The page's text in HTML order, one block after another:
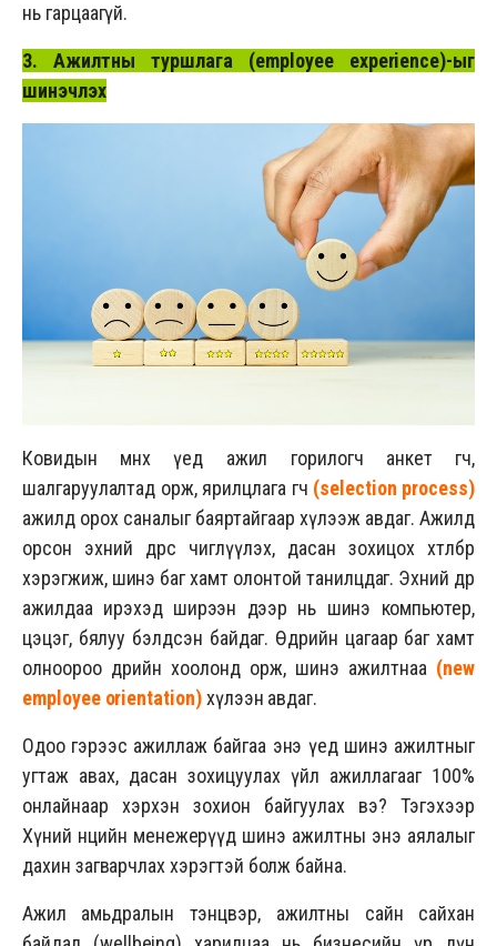
нь гарцаагүй.
3. Ажилтны туршлага (employee experience)-ыг
шинэчлэх
Ковидын өмнөх үед ажил горилогч анкет өгч,
шалгаруулалтад орж, ярилцлага өгч (selection process)
ажилд орох саналыг баяртайгаар хүлээж авдаг. Ажилд
орсон эхний өдрөөс чиглүүлэх, дасан зохицох хөтөлбөр
хэрэгжиж, шинэ баг хамт олонтой танилцдаг. Эхний өдөр
ажилдаа ирэхэд ширээн дээр нь шинэ компьютер,
цэцэг, бялуу бэлдсэн байдаг. Өдрийн цагаар баг хамт
олноороо өдрийн хоолонд орж, шинэ ажилтнаа (new
employee orientation)хүлээн авдаг.
Одоо гэрээс ажиллаж байгаа энэ үед шинэ ажилтныг
угтаж авах, дасан зохицуулах үйл ажиллагааг 100%
онлайнаар хэрхэн зохион байгуулах вэ? Тэгэхээр
Хүний нөөцийн менежерүүд шинэ ажилтны энэ аялалыг
дахин загварчлах хэрэгтэй болж байна.
Ажил амьдралын тэнцвэр, ажилтны сайн сайхан